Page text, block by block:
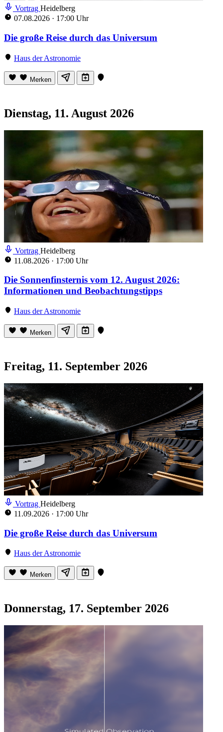
Vortrag Heidelberg
07.08.2026 · 17:00 Uhr
Die große Reise durch das Universum
Haus der Astronomie
Merken
Dienstag, 11. August 2026
Vortrag Heidelberg
11.08.2026 · 17:00 Uhr
Die Sonnenfinsternis vom 12. August 2026:
Informationen und Beobachtungstipps
Haus der Astronomie
Merken
Freitag, 11. September 2026
Vortrag Heidelberg
11.09.2026 · 17:00 Uhr
Die große Reise durch das Universum
Haus der Astronomie
Merken
Donnerstag, 17. September 2026